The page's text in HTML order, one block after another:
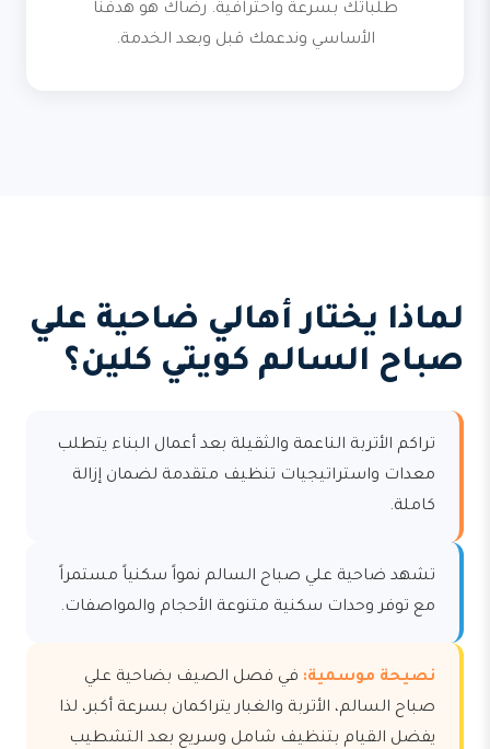
طلباتك بسرعة واحترافية. رضاك هو هدفنا
الأساسي وندعمك قبل وبعد الخدمة.
لماذا يختار أهالي ضاحية علي
صباح السالم كويتي كلين؟
تراكم الأتربة الناعمة والثقيلة بعد أعمال البناء يتطلب
معدات واستراتيجيات تنظيف متقدمة لضمان إزالة
كاملة.
تشهد ضاحية علي صباح السالم نمواً سكنياً مستمراً
مع توفر وحدات سكنية متنوعة الأحجام والمواصفات.
نصيحة موسمية: في فصل الصيف بضاحية علي
صباح السالم، الأتربة والغبار يتراكمان بسرعة أكبر، لذا
يفضل القيام بتنظيف شامل وسريع بعد التشطيب